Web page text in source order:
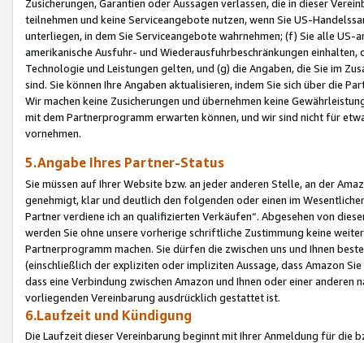
Zusicherungen, Garantien oder Aussagen verlassen, die in dieser
teilnehmen und keine Serviceangebote nutzen, wenn Sie US-
unterliegen, in dem Sie Serviceangebote wahrnehmen; (f) Sie alle
amerikanische Ausfuhr- und Wiederausfuhrbeschränkungen
Technologie und Leistungen gelten, und (g) die Angaben, die Sie im
sind. Sie können Ihre Angaben aktualisieren, indem Sie sich über die
Wir machen keine Zusicherungen und übernehmen keine
mit dem Partnerprogramm erwarten können, und wir sind nicht für
vornehmen.
5.Angabe Ihres Partner-Status
Sie müssen auf Ihrer Website bzw. an jeder anderen Stelle, an der
genehmigt, klar und deutlich den folgenden oder einen im
Partner verdiene ich an qualifizierten Verkäufen“. Abgesehen von
werden Sie ohne unsere vorherige schriftliche Zustimmung keine
Partnerprogramm machen. Sie dürfen die zwischen uns und Ihnen
(einschließlich der expliziten oder impliziten Aussage, dass Amazon
dass eine Verbindung zwischen Amazon und Ihnen oder einer
vorliegenden Vereinbarung ausdrücklich gestattet ist.
6.Laufzeit und Kündigung
Die Laufzeit dieser Vereinbarung beginnt mit Ihrer Anmeldung für die